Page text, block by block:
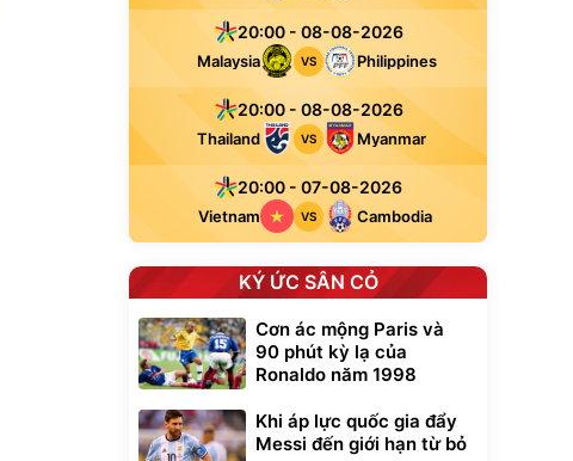
20:00 - 08-08-2026
Malaysia VS Philippines
20:00 - 08-08-2026
Thailand VS Myanmar
20:00 - 07-08-2026
Vietnam VS Cambodia
KÝ ỨC SÂN CỎ
Cơn ác mộng Paris và
90 phút kỳ lạ của
Ronaldo năm 1998
Khi áp lực quốc gia đẩy
Messi đến giới hạn từ bỏ